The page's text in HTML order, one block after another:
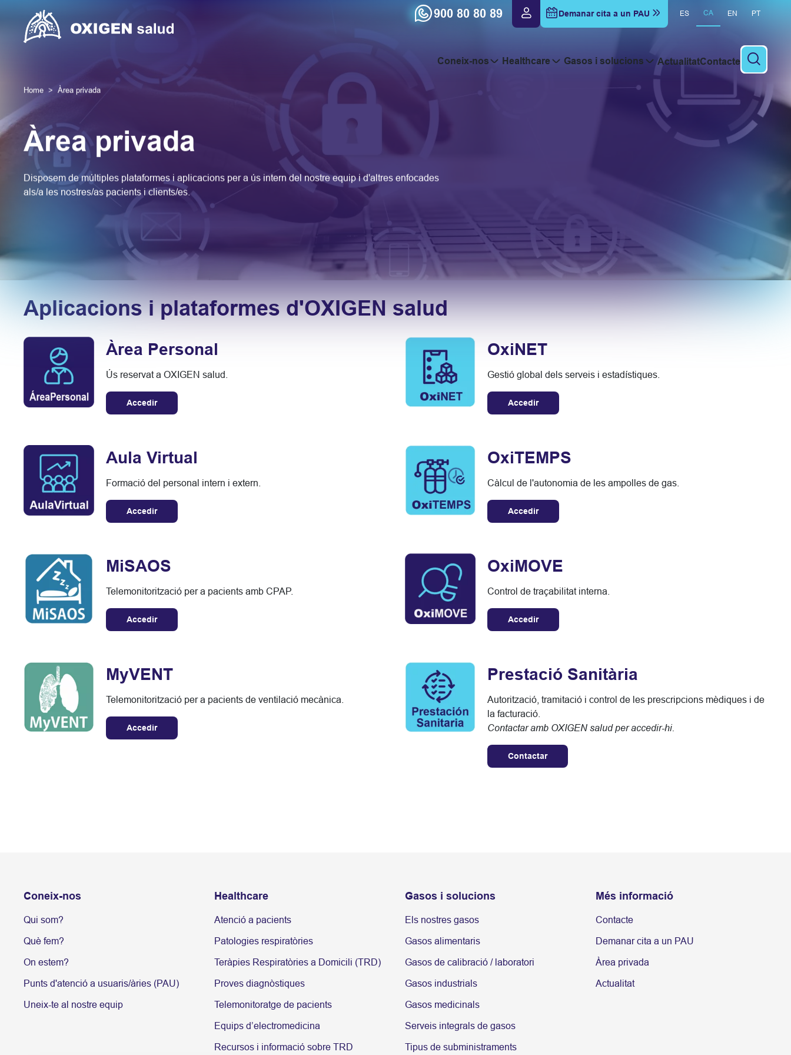
900 80 80 89 Demanar cita a un PAU ES CA EN PT
Coneix-nos Healthcare Gasos i solucions ActualitatContacte
Cercar
Home Àrea privada
Àrea privada
Disposem de múltiples plataformes i aplicacions per a ús intern del nostre equip i d'altres enfocades
als/a les nostres/as pacients i clients/es.
Aplicacions i plataformes d'OXIGEN salud
Àrea Personal
Ús reservat a OXIGEN salud.
Accedir
Aula Virtual
Formació del personal intern i extern.
Accedir
MiSAOS
Telemonitorització per a pacients amb CPAP.
Accedir
MyVENT
Telemonitorització per a pacients de ventilació mecànica.
Accedir
OxiNET
Gestió global dels serveis i estadístiques.
Accedir
OxiTEMPS
Càlcul de l'autonomia de les ampolles de gas.
Accedir
OxiMOVE
Control de traçabilitat interna.
Accedir
Prestació Sanitària
Autorització, tramitació i control de les prescripcions mèdiques i de
la facturació.
Contactar amb OXIGEN salud per accedir-hi.
Contactar
Coneix-nos
Qui som?
Què fem?
On estem?
Punts d'atenció a usuaris/àries (PAU)
Uneix-te al nostre equip
Healthcare
Atenció a pacients
Patologies respiratòries
Teràpies Respiratòries a Domicili (TRD)
Proves diagnòstiques
Telemonitoratge de pacients
Equips d’electromedicina
Recursos i informació sobre TRD
Gasos i solucions
Els nostres gasos
Gasos alimentaris
Gasos de calibració / laboratori
Gasos industrials
Gasos medicinals
Serveis integrals de gasos
Tipus de subministraments
Més informació
Contacte
Demanar cita a un PAU
Àrea privada
Actualitat